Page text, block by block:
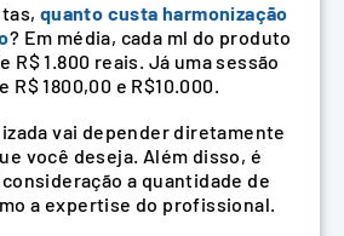
quanto custa harmonização
? Em média, cada ml do produto
R$ 1.800 reais. Já uma sessão
1800,00 e R$10.000.
vai depender diretamente
você deseja. Além disso, é
a quantidade de
a expertise do profissional.